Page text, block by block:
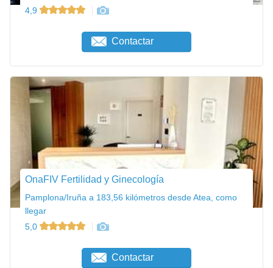
4,9
Contactar
OnaFIV Fertilidad y Ginecología
Pamplona/Iruña a 183,56 kilómetros desde Atea, como
llegar
5,0
Contactar